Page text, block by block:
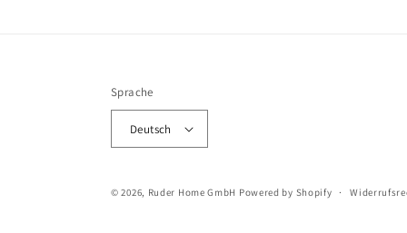
Sprache
Deutsch
© 2026, Ruder Home GmbH Powered by Shopify